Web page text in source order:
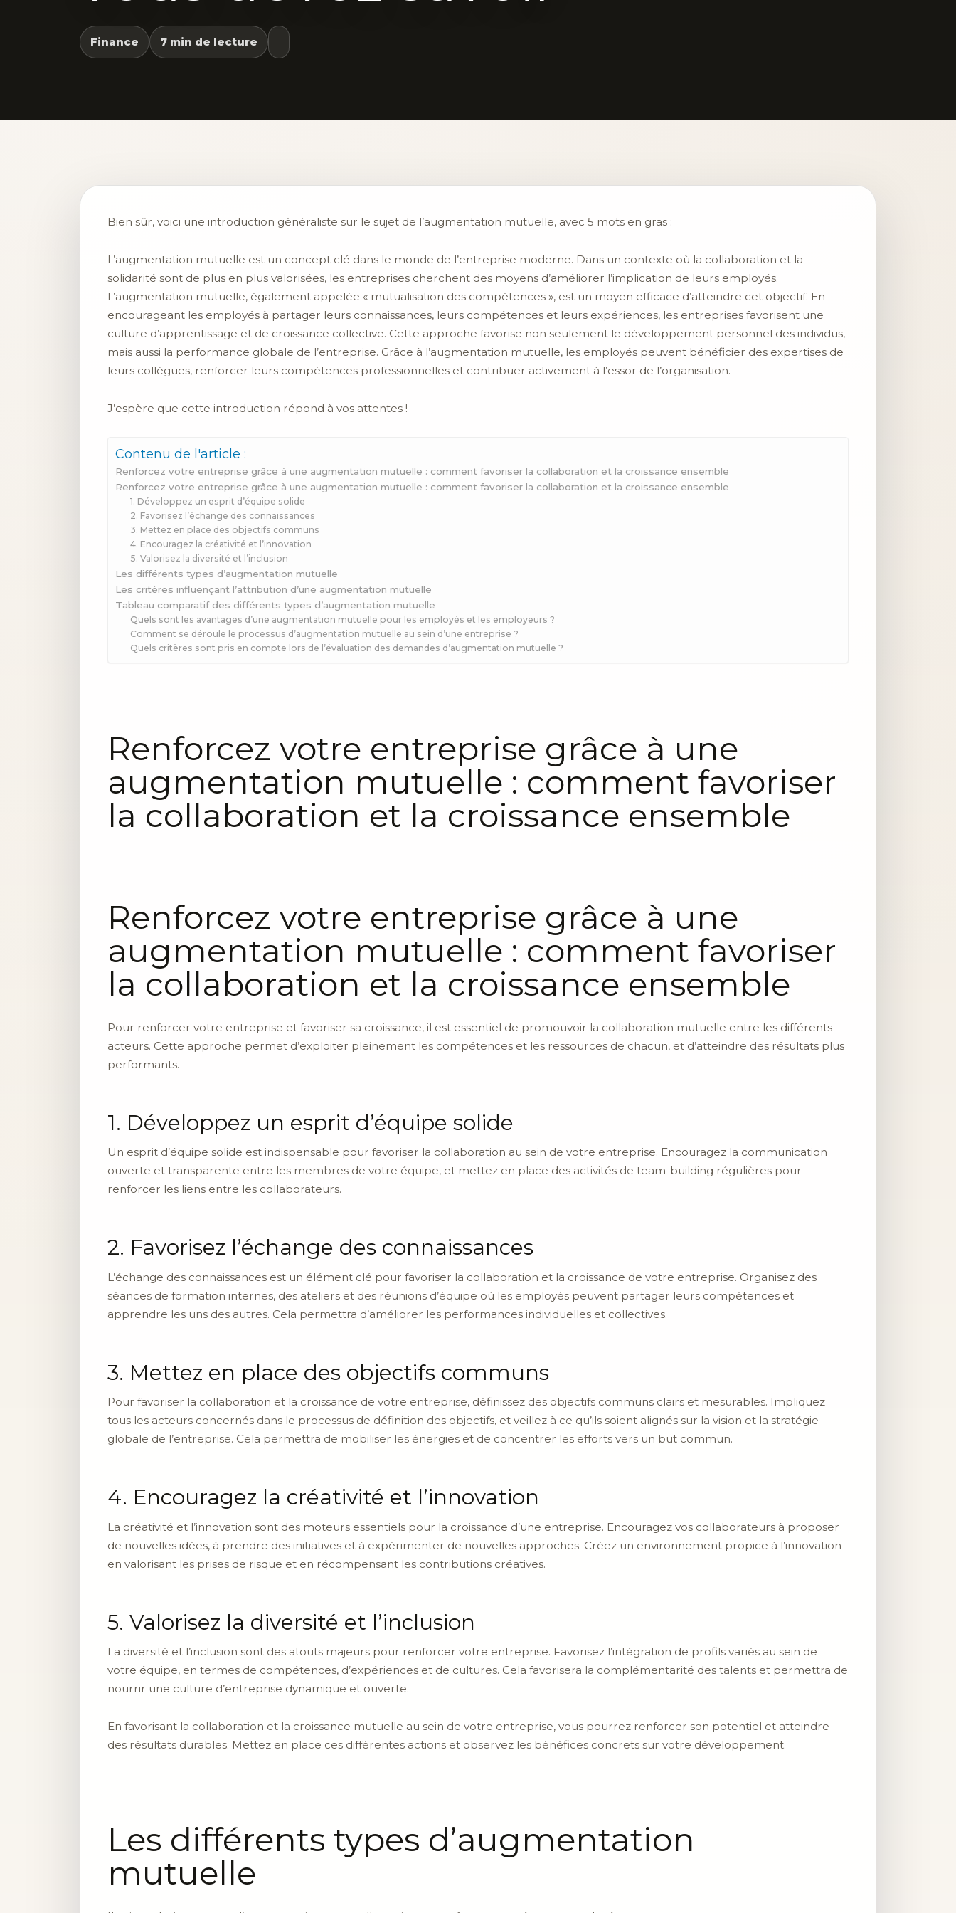
Finance 7 min de lecture
Bien sûr, voici une introduction généraliste sur le sujet de l’augmentation mutuelle, avec 5 mots en gras :
L’augmentation mutuelle est un concept clé dans le monde de l’entreprise moderne. Dans un contexte où la collaboration et la
solidarité sont de plus en plus valorisées, les entreprises cherchent des moyens d’améliorer l’implication de leurs employés.
L’augmentation mutuelle, également appelée « mutualisation des compétences », est un moyen efficace d’atteindre cet objectif. En
encourageant les employés à partager leurs connaissances, leurs compétences et leurs expériences, les entreprises favorisent une
culture d’apprentissage et de croissance collective. Cette approche favorise non seulement le développement personnel des individus,
mais aussi la performance globale de l’entreprise. Grâce à l’augmentation mutuelle, les employés peuvent bénéficier des expertises de
leurs collègues, renforcer leurs compétences professionnelles et contribuer activement à l’essor de l’organisation.
J’espère que cette introduction répond à vos attentes !
Contenu de l'article :
Renforcez votre entreprise grâce à une augmentation mutuelle : comment favoriser la collaboration et la croissance ensemble
Renforcez votre entreprise grâce à une augmentation mutuelle : comment favoriser la collaboration et la croissance ensemble
1. Développez un esprit d’équipe solide
2. Favorisez l’échange des connaissances
3. Mettez en place des objectifs communs
4. Encouragez la créativité et l’innovation
5. Valorisez la diversité et l’inclusion
Les différents types d’augmentation mutuelle
Les critères influençant l’attribution d’une augmentation mutuelle
Tableau comparatif des différents types d’augmentation mutuelle
Quels sont les avantages d’une augmentation mutuelle pour les employés et les employeurs ?
Comment se déroule le processus d’augmentation mutuelle au sein d’une entreprise ?
Quels critères sont pris en compte lors de l’évaluation des demandes d’augmentation mutuelle ?
Renforcez votre entreprise grâce à une
augmentation mutuelle : comment favoriser
la collaboration et la croissance ensemble
Renforcez votre entreprise grâce à une
augmentation mutuelle : comment favoriser
la collaboration et la croissance ensemble
Pour renforcer votre entreprise et favoriser sa croissance, il est essentiel de promouvoir la collaboration mutuelle entre les différents
acteurs. Cette approche permet d’exploiter pleinement les compétences et les ressources de chacun, et d’atteindre des résultats plus
performants.
1. Développez un esprit d’équipe solide
Un esprit d’équipe solide est indispensable pour favoriser la collaboration au sein de votre entreprise. Encouragez la communication
ouverte et transparente entre les membres de votre équipe, et mettez en place des activités de team-building régulières pour
renforcer les liens entre les collaborateurs.
2. Favorisez l’échange des connaissances
L’échange des connaissances est un élément clé pour favoriser la collaboration et la croissance de votre entreprise. Organisez des
séances de formation internes, des ateliers et des réunions d’équipe où les employés peuvent partager leurs compétences et
apprendre les uns des autres. Cela permettra d’améliorer les performances individuelles et collectives.
3. Mettez en place des objectifs communs
Pour favoriser la collaboration et la croissance de votre entreprise, définissez des objectifs communs clairs et mesurables. Impliquez
tous les acteurs concernés dans le processus de définition des objectifs, et veillez à ce qu’ils soient alignés sur la vision et la stratégie
globale de l’entreprise. Cela permettra de mobiliser les énergies et de concentrer les efforts vers un but commun.
4. Encouragez la créativité et l’innovation
La créativité et l’innovation sont des moteurs essentiels pour la croissance d’une entreprise. Encouragez vos collaborateurs à proposer
de nouvelles idées, à prendre des initiatives et à expérimenter de nouvelles approches. Créez un environnement propice à l’innovation
en valorisant les prises de risque et en récompensant les contributions créatives.
5. Valorisez la diversité et l’inclusion
La diversité et l’inclusion sont des atouts majeurs pour renforcer votre entreprise. Favorisez l’intégration de profils variés au sein de
votre équipe, en termes de compétences, d’expériences et de cultures. Cela favorisera la complémentarité des talents et permettra de
nourrir une culture d’entreprise dynamique et ouverte.
En favorisant la collaboration et la croissance mutuelle au sein de votre entreprise, vous pourrez renforcer son potentiel et atteindre
des résultats durables. Mettez en place ces différentes actions et observez les bénéfices concrets sur votre développement.
Les différents types d’augmentation
mutuelle